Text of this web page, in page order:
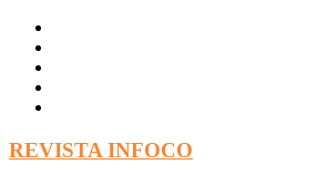
REVISTA INFOCO